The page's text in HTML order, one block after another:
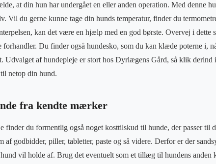
at din hun har undergået en eller anden operation. Med denne
Vil du gerne kunne tage din hunds temperatur, finder du
kan det være en hjælp med en god børste. Overvej i dette
Du finder også hundesko, som du kan klæde poterne i,
Udvalget af hundepleje er stort hos Dyrlægens Gård, så klik derind
netop din hund.
fra kendte mærker
finder du formentlig også noget kosttilskud til hunde, der passer til
godbidder, piller, tabletter, paste og så videre. Derfor er der
vil holde af. Brug det eventuelt som et tillæg til hundens anden